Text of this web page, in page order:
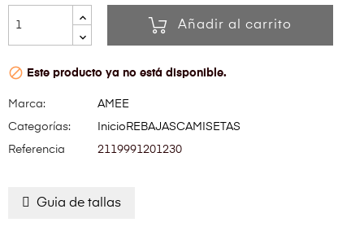
Añadir al carrito
 Este producto ya no está disponible.
Marca:
AMEE
Categorías:
Inicio REBAJASCAMISETAS
Referencia
2119991201230
Guia de tallas